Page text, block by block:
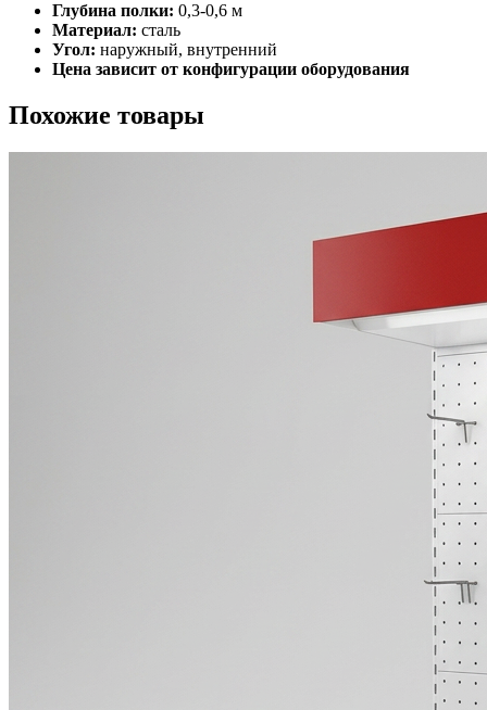
Глубина полки: 0,3-0,6 м
Материал: сталь
Угол: наружный, внутренний
Цена зависит от конфигурации оборудования
Похожие товары